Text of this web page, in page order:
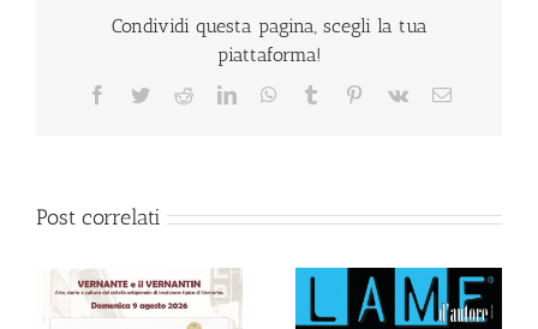
Condividi questa pagina, scegli la tua
piattaforma!
Facebook
TwitterRedditLinkedInWhatsApp
Tumblr Pinterest
Vk Email
Post correlati